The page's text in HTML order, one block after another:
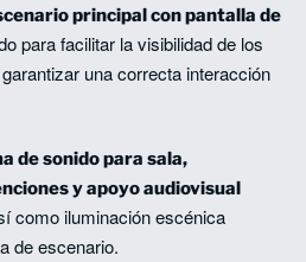
principal con pantalla de
para facilitar la visibilidad de los
una correcta interacción
de sonido para sala,
y apoyo audiovisual
como iluminación escénica
de escenario.